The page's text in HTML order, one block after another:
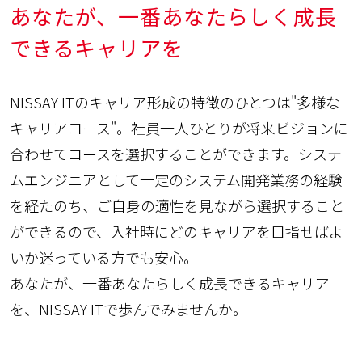
あなたが、一番あなたらしく成長
できるキャリアを
NISSAY ITのキャリア形成の特徴のひとつは"多様な
キャリアコース"。社員一人ひとりが将来ビジョンに
合わせてコースを選択することができます。システ
ムエンジニアとして一定のシステム開発業務の経験
を経たのち、ご自身の適性を見ながら選択すること
ができるので、入社時にどのキャリアを目指せばよ
いか迷っている方でも安心。
あなたが、一番あなたらしく成長できるキャリア
を、NISSAY ITで歩んでみませんか。